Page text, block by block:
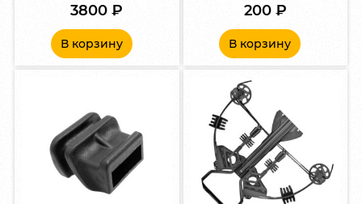
3800₽
В корзину
200 ₽
В корзину